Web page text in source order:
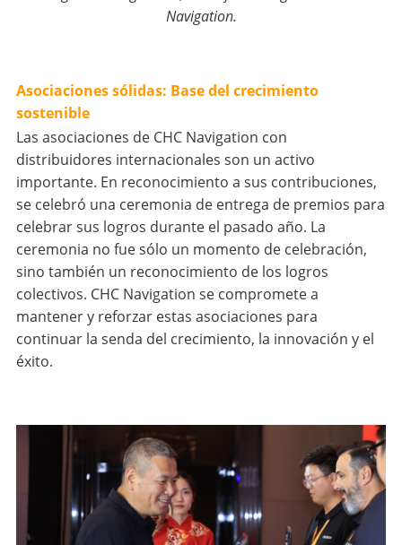
Navigation.
Asociaciones sólidas: Base del crecimiento
sostenible
Las asociaciones de CHC Navigation con
distribuidores internacionales son un activo
importante. En reconocimiento a sus contribuciones,
se celebró una ceremonia de entrega de premios para
celebrar sus logros durante el pasado año. La
ceremonia no fue sólo un momento de celebración,
sino también un reconocimiento de los logros
colectivos. CHC Navigation se compromete a
mantener y reforzar estas asociaciones para
continuar la senda del crecimiento, la innovación y el
éxito.